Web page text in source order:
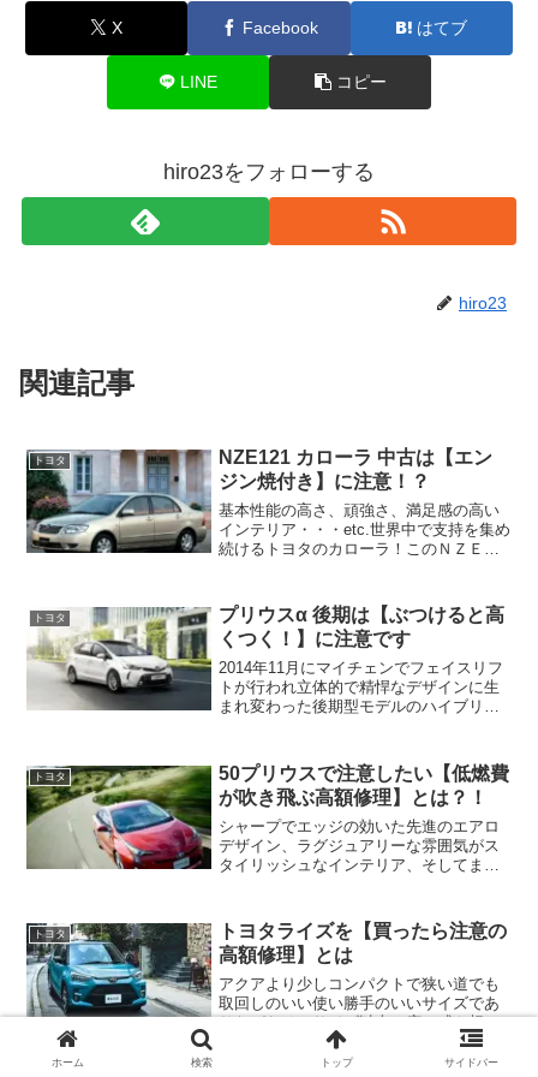
X Facebook はてブ
LINE コピー
hiro23をフォローする
hiro23
関連記事
トヨタ
NZE121 カローラ 中古は【エン
ジン焼付き】に注意！？
基本性能の高さ、頑強さ、満足感の高い
インテリア・・・etc.世界中で支持を集め
続けるトヨタのカローラ！このＮＺＥ１
ります！それはエンジンの焼付きにも つ
ながりかねないト...
トヨタ
プリウスα 後期は【ぶつけると高
くつく！】に注意です
2014年11月にマイチェンでフェイスリフ
トが行われ立体的で精悍なデザインに生
まれ変わった後期型モデルのハイブリッ
満足度の高いプリウスα後期！しかしあな
たも後期型のプ...
トヨタ
50プリウスで注意したい【低燃費
が吹き飛ぶ高額修理】とは？！
シャープでエッジの効いた先進のエアロ
デザイン、ラグジュアリーな雰囲気がス
タイリッシュなインテリア、そしてまる
フィールに磨きをかけた次世代ハイブリ
ッド・・・50プリウス！...
トヨタ
トヨタライズを【買ったら注意の
高額修理】とは
アクアより少しコンパクトで狭い道でも
取回しのいい使い勝手のいいサイズであ
りながらそのサイズ以上の広々感や想像
の斜め上をいく積載性の高さ、そして最
近のトヨタの特徴である質感高く雰囲気
ホーム 検索 トップ サイドバー